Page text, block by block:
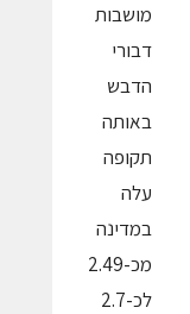
מושבות
דבורי
הדבש
באותה
תקופה
עלה
במדינה
מכ-2.49
לכ-2.7